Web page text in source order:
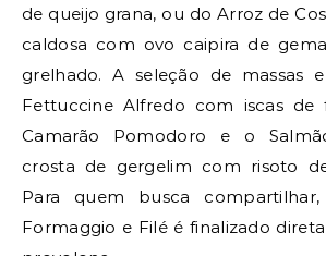
de queijo grana, ou do Arroz de
caldosa com ovo caipira de
grelhado. A seleção de massas
Fettuccine Alfredo com iscas de
Camarão Pomodoro e o
crosta de gergelim com risoto
Para quem busca
Formaggio e Filé é finalizado